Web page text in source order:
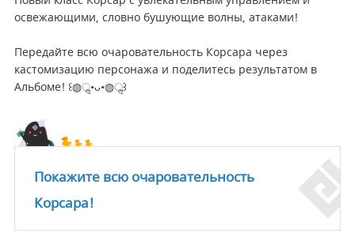
освежающими, словно бушующие волны, атаками!
Передайте всю очаровательность Корсара через
кастомизацию персонажа и поделитесь результатом в
Альбоме! ꒰◍ॢ•ᴗ•◍ॢ꒱
Покажите всю очаровательность
Корсара!